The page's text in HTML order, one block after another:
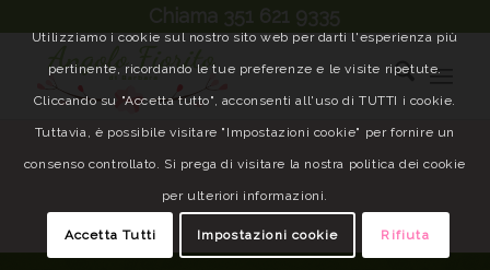
Chiama 351 621 9335
Utilizziamo i cookie sul nostro sito web per darti l'esperienza più
pertinente, ricordando le tue preferenze e le visite ripetute.
Cliccando su "Accetta tutto", acconsenti all'uso di TUTTI i cookie.
Tuttavia, è possibile visitare "Impostazioni cookie" per fornire un
consenso controllato. Si prega di visitare la nostra politica dei cookie
per ulteriori informazioni.
Accetta Tutti Impostazioni cookie Rifiuta